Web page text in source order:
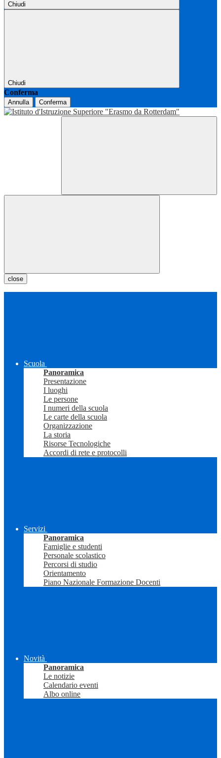
Chiudi
Chiudi
Conferma
Annulla Conferma
close
Scuola
Panoramica
Presentazione
I luoghi
Le persone
I numeri della scuola
Le carte della scuola
Organizzazione
La storia
Risorse Tecnologiche
Accordi di rete e protocolli
Servizi
Panoramica
Famiglie e studenti
Personale scolastico
Percorsi di studio
Orientamento
Piano Nazionale Formazione Docenti
Novità
Panoramica
Le notizie
Calendario eventi
Albo online